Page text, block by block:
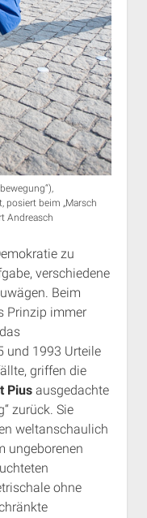
posiert beim „Marsch
Andreasch
zu
verschiedene
Beim
Prinzip immer
und 1993 Urteile
griffen die
Piusausgedachte
zurück. Sie
weltanschaulich
ungeborenen
ohne